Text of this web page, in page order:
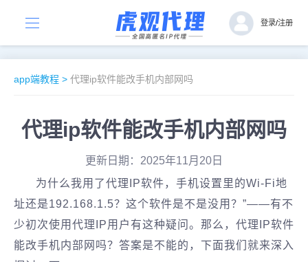
登录/注册
app端教程 > 代理ip软件能改手机内部网吗
代理ip软件能改手机内部网吗
更新日期：2025年11月20日
为什么我用了代理IP软件，手机设置里的Wi-Fi地
址还是192.168.1.5？这个软件是不是没用？”——有不
少初次使用代理IP用户有这种疑问。那么，代理IP软件
能改手机内部网吗？答案是不能的，下面我们就来深入